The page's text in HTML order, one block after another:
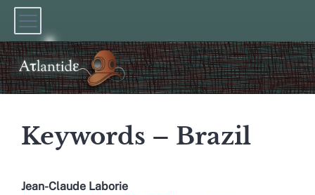
Keywords – Brazil
Jean-Claude Laborie